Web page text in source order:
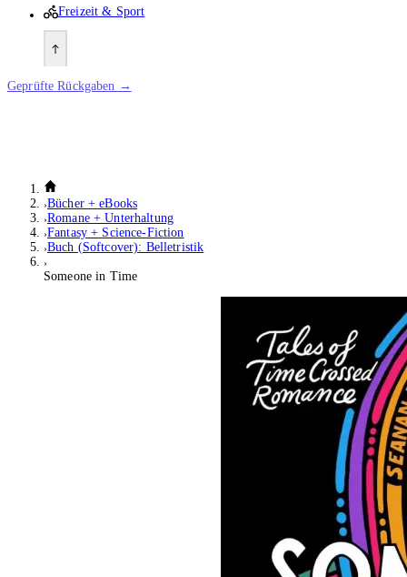
Freizeit & Sport
Geprüfte Rückgaben →
Bücher + eBooks
Romane + Unterhaltung
Fantasy + Science-Fiction
Buch (Softcover): Belletristik
Someone in Time